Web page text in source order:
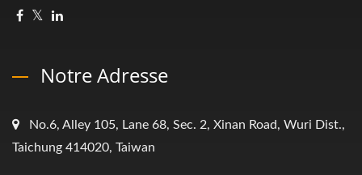
Notre Adresse
No.6, Alley 105, Lane 68, Sec. 2, Xinan Road, Wuri Dist.,
Taichung 414020, Taiwan